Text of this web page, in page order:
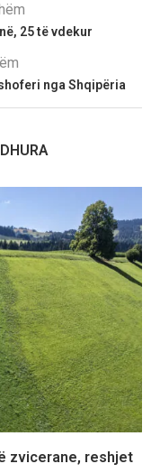
25 të vdekur
nga Shqipëria
zvicerane, reshjet